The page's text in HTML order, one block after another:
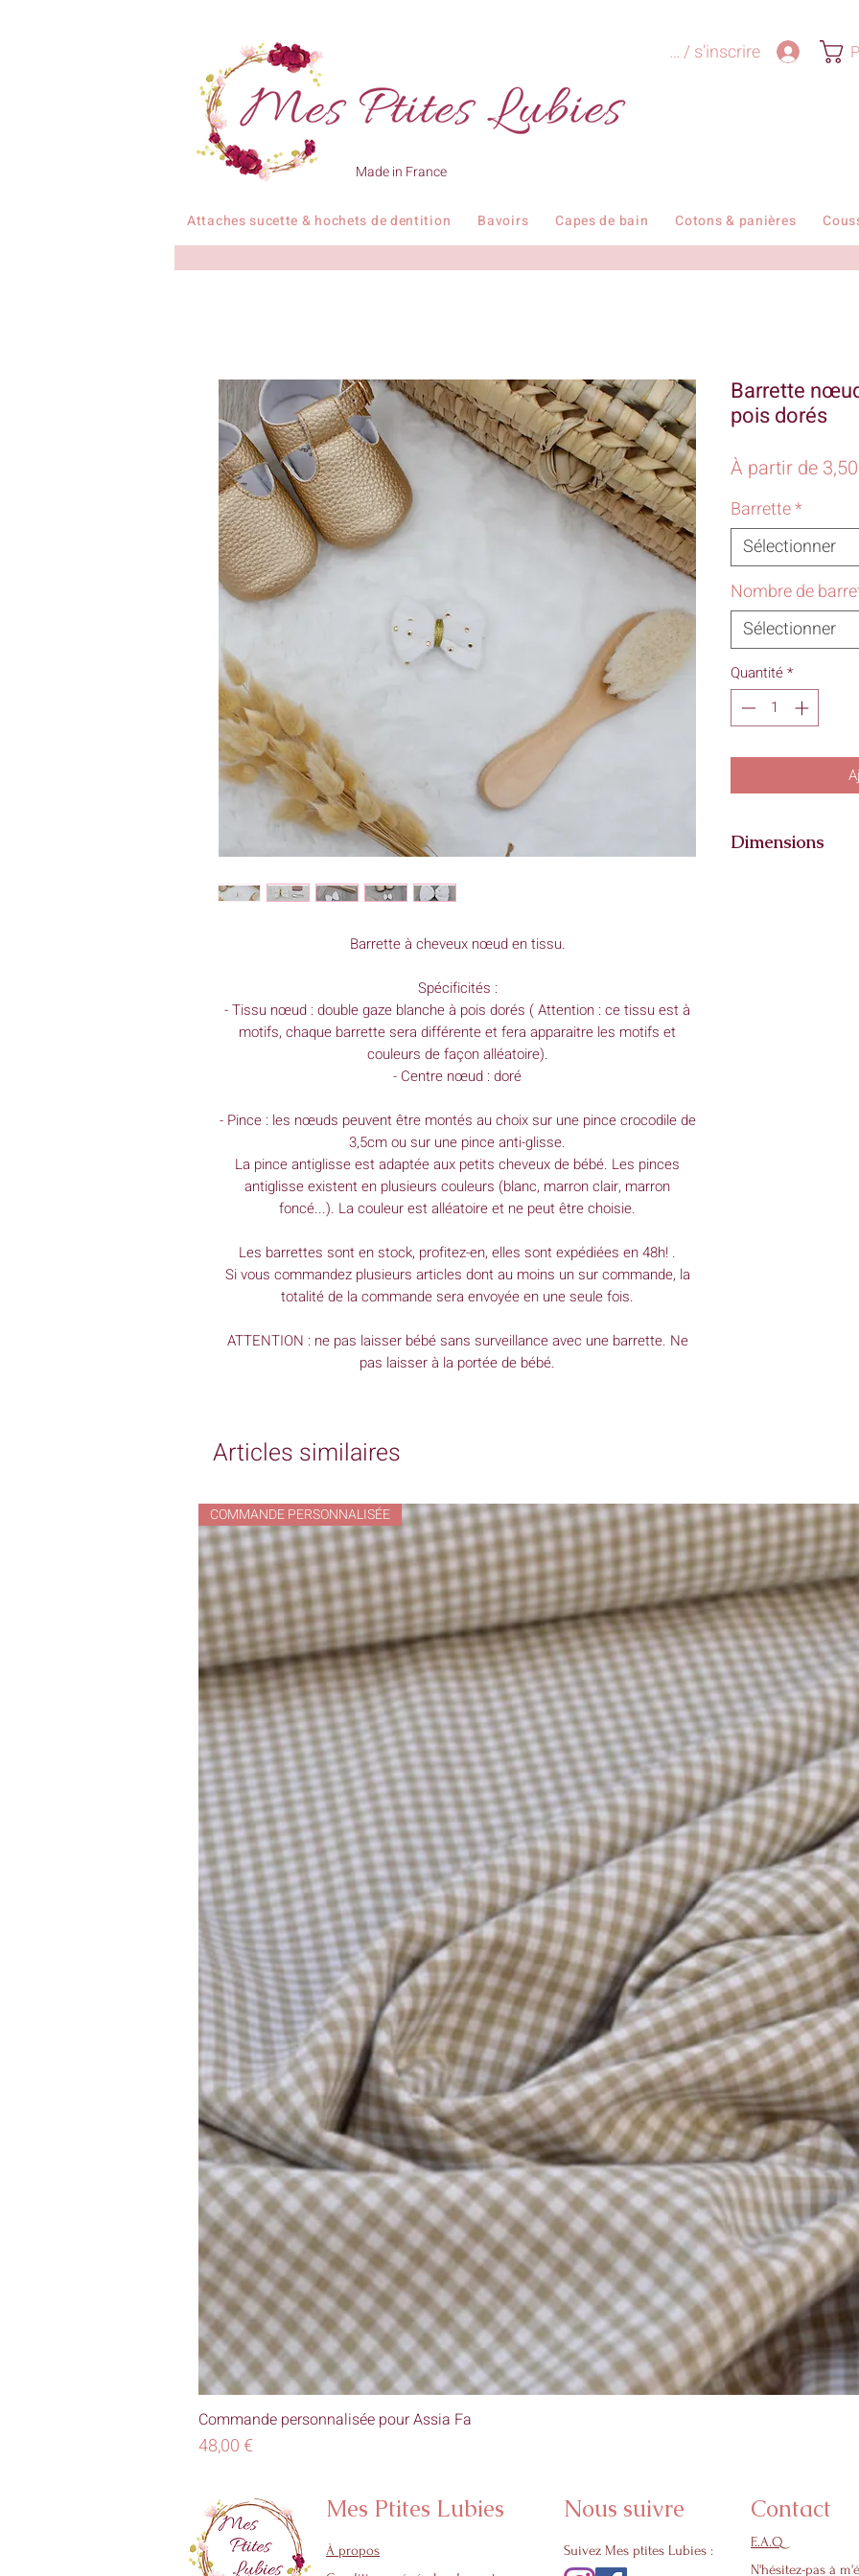
Made in France
Se connecter / s'inscrire
Attaches sucette & hochets de dentition Bavoirs Capes de bain Cotons & panières
Barrette à cheveux nœud en tissu.
Spécificités :
- Tissu nœud : double gaze blanche à pois dorés ( Attention : ce tissu est à
motifs, chaque barrette sera différente et fera apparaitre les motifs et
couleurs de façon alléatoire).
- Centre nœud : doré
- Pince : les nœuds peuvent être montés au choix sur une pince crocodile de
3,5cm ou sur une pince anti-glisse.
La pince antiglisse est adaptée aux petits cheveux de bébé. Les pinces
antiglisse existent en plusieurs couleurs (blanc, marron clair, marron
foncé...). La couleur est alléatoire et ne peut être choisie.
Les barrettes sont en stock, profitez-en, elles sont expédiées en 48h! .
Si vous commandez plusieurs articles dont au moins un sur commande, la
totalité de la commande sera envoyée en une seule fois.
ATTENTION : ne pas laisser bébé sans surveillance avec une barrette. Ne
pas laisser à la portée de bébé.
Barrette
pois dorés
À partir de
Barrette*
Sélectionner
Nombre de
Sélectionner
Quantité*
Dimensions
Articles similaires
COMMANDE PERSONNALISÉE
Commande personnalisée pour Assia Fa
Prix
48,00 €
Mes Ptites Lubies
À propos
Nous suivre
Suivez Mes ptites Lubies :
Contact
F..A.Q
N'hésitez-pas à